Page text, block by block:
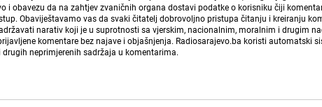
i obavezu da na zahtjev zvaničnih organa dostavi podatke o korisniku čiji
Obaviještavamo vas da svaki čitatelj dobrovoljno pristupa čitanju i kreiranju
narativ koji je u suprotnosti sa vjerskim, nacionalnim, moralnim i drugim
komentare bez najave i objašnjenja. Radiosarajevo.ba koristi automatski
neprimjerenih sadržaja u komentarima.